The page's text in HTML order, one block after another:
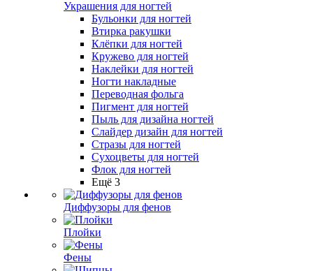
Украшения для ногтей
Бульонки для ногтей
Втирка ракушки
Клёпки для ногтей
Кружево для ногтей
Наклейки для ногтей
Ногти накладные
Переводная фольга
Пигмент для ногтей
Пыль для дизайна ногтей
Слайдер дизайн для ногтей
Стразы для ногтей
Сухоцветы для ногтей
Флок для ногтей
Ещё 3
Диффузоры для фенов
Плойки
Фены